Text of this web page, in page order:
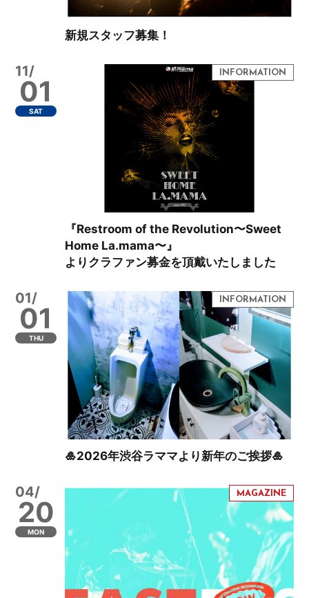
新規スタッフ募集！
11/
01
SAT
『Restroom of the Revolution〜Sweet
Home La.mama〜』
よりクラファン募金を頂戴いたしました
01/
01
THU
🎍2026年渋谷ラママより新年のご挨拶🎍
04/
20
MON